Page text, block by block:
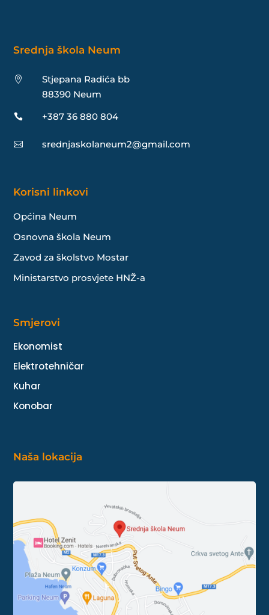
Srednja škola Neum

Stjepana Radića bb
88390 Neum
 +387 36 880 804
 srednjaskolaneum2@gmail.com
Korisni linkovi
Općina Neum
Osnovna škola Neum
Zavod za školstvo Mostar
Ministarstvo prosvjete HNŽ-a
Smjerovi
Ekonomist
Elektrotehničar
Kuhar
Konobar
Naša lokacija